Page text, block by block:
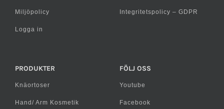
Miljöpolicy
Logga in
Integritetspolicy – GDPR
PRODUKTER
Knäortoser
Hand/ Arm Kosmetik
FÖLJ OSS
Youtube
Facebook